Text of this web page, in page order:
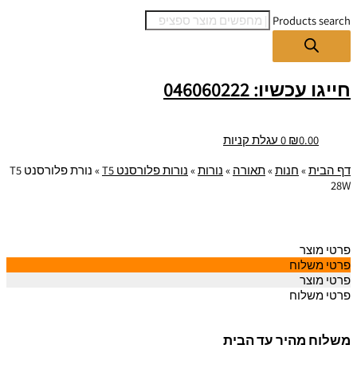
Products search
חייגו עכשיו: 046060222
₪0.00
0 עגלת קניות
דף הבית» חנות»תאורה » נורות» נורות פלורסנט T5 »
נורת פלורסנט T5
28W
פרטי מוצר
פרטי משלוח
פרטי מוצר
פרטי משלוח
משלוח מהיר עד הבית